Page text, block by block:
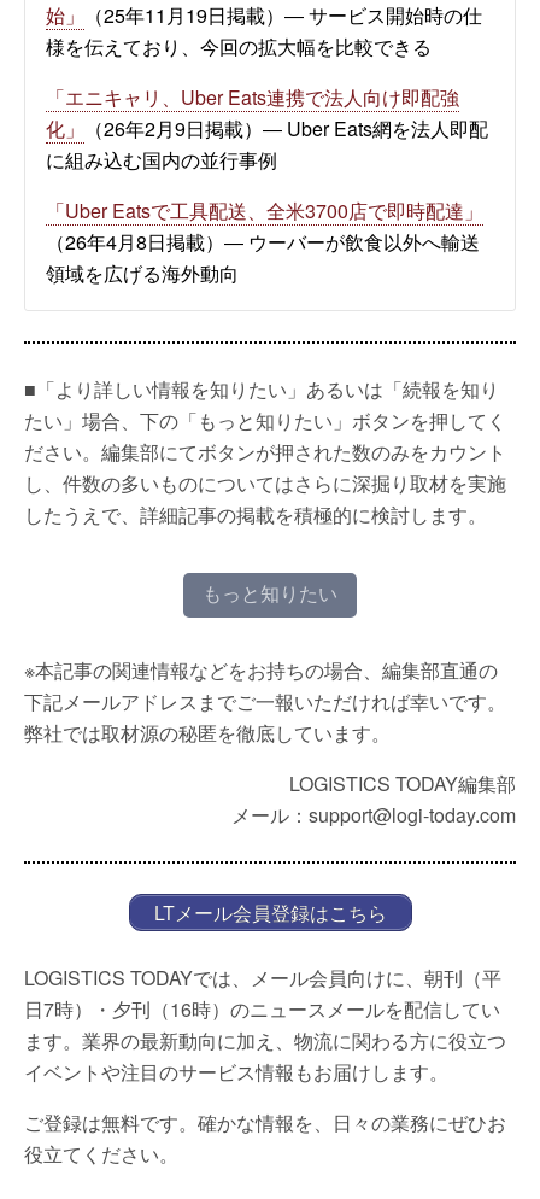
始」
（25年11月19日掲載）― サービス開始時の仕
様を伝えており、今回の拡大幅を比較できる
「エニキャリ、Uber Eats連携で法人向け即配強
化」
（26年2月9日掲載）― Uber Eats網を法人即配
に組み込む国内の並行事例
「Uber Eatsで工具配送、全米3700店で即時配達」
（26年4月8日掲載）― ウーバーが飲食以外へ輸送
領域を広げる海外動向
■「より詳しい情報を知りたい」あるいは「続報を知り
たい」場合、下の「もっと知りたい」ボタンを押してく
ださい。編集部にてボタンが押された数のみをカウント
し、件数の多いものについてはさらに深掘り取材を実施
したうえで、詳細記事の掲載を積極的に検討します。
もっと知りたい
※本記事の関連情報などをお持ちの場合、編集部直通の
下記メールアドレスまでご一報いただければ幸いです。
弊社では取材源の秘匿を徹底しています。
LOGISTICS TODAY編集部
メール：support@logi-today.com
LTメール会員登録はこちら
LOGISTICS TODAYでは、メール会員向けに、朝刊（平
日7時）・夕刊（16時）のニュースメールを配信してい
ます。業界の最新動向に加え、物流に関わる方に役立つ
イベントや注目のサービス情報もお届けします。
ご登録は無料です。確かな情報を、日々の業務にぜひお
役立てください。